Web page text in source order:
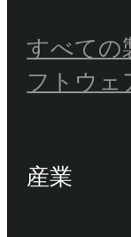
すべての
フトウェ
産業